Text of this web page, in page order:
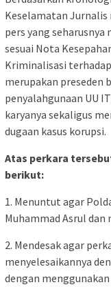
Keselamatan Jurnalis
pers yang
sesuai Nota
Kriminalisasi
merupakan preseden
penyalahgunaan UU
karyanya sekaligus
dugaan kasus korupsi.
Atas perkara
berikut:
1. Menuntut agar
Muhammad Asrul
2. Mendesak agar
menyelesaikannya
dengan